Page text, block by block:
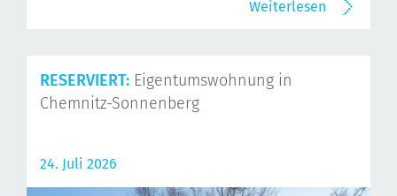
Weiterlesen
RESERVIERT: Eigentumswohnung in
Chemnitz-Sonnenberg
24. Juli 2026